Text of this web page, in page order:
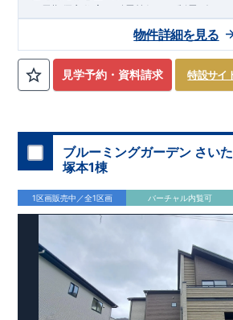
（長期優良住宅／耐震等級３・制震ダンパ
たりに恵まれた立地。
あり、
採光・通風・プライバシー性にも配
す。
加須 徒歩13分
間取りのポイント
■ 1
号棟 LDK約19.5 帖のゆとりあるリビング
感があります。
■共通
・主寝室は将来仕切れる可変型プラン ・2
クインクローゼット設置
太陽光発電（フラットプラン）採用 月額サ
ホテルライクで実用的な洗面空間 （オープ
詳細ページへ）
家計にやさしい住宅性能
見学予約・資料請求 特設サイ
物件詳細を見る
ブルーミングガーデン さい
塚本1棟
1区画販売中／全1区画 バーチャル内覧可